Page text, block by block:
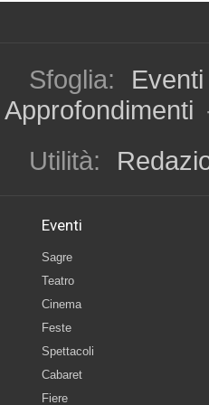
Sfoglia: Eventi
Approfondimenti
Utilità:
Eventi
Sagre
Teatro
Cinema
Feste
Spettacoli
Cabaret
Fiere